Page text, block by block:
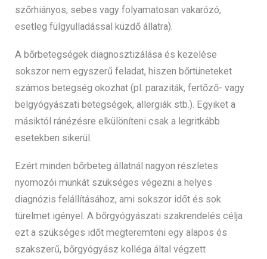
szőrhiányos, sebes vagy folyamatosan vakarózó,
esetleg fülgyulladással küzdő állatra).
A bőrbetegségek diagnosztizálása és kezelése
sokszor nem egyszerű feladat, hiszen bőrtüneteket
számos betegség okozhat (pl. paraziták, fertőző- vagy
belgyógyászati betegségek, allergiák stb.). Egyiket a
másiktól ránézésre elkülöníteni csak a legritkább
esetekben sikerül.
Ezért minden bőrbeteg állatnál nagyon részletes
nyomozói munkát szükséges végezni a helyes
diagnózis felállításához, ami sokszor időt és sok
türelmet igényel. A bőrgyógyászati szakrendelés célja
ezt a szükséges időt megteremteni egy alapos és
szakszerű, bőrgyógyász kolléga által végzett